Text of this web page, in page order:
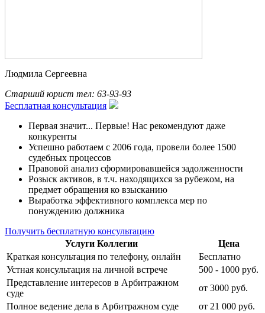
Людмила Сергеевна
Старший юрист тел: 63-93-93
Бесплатная консультация
Первая значит... Первые! Нас рекомендуют даже
конкуренты
Успешно работаем с 2006 года, провели более 1500
судебных процессов
Правовой анализ сформировавшейся задолженности
Розыск активов, в т.ч. находящихся за рубежом, на
предмет обращения ко взысканию
Выработка эффективного комплекса мер по
понуждению должника
Получить бесплатную консультацию
Услуги Коллегии
Цена
Краткая консультация по телефону, онлайн
Бесплатно
Устная консультация на личной встрече
500 - 1000 руб.
Представление интересов в Арбитражном
суде
от 3000 руб.
Полное ведение дела в Арбитражном суде
от 21 000 руб.